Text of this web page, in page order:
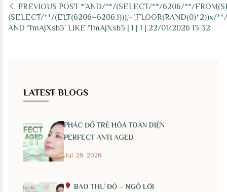
PREVIOUS POST *’AND/**/(SELECT/**/6206/**/
(SELECT/**/
AND ‘TmAjXsb3’ LIKE ‘TmAjXsb3 | 1 | 1 | 22/01/2026 13:32
LATEST BLOGS
PHÁC ĐỒ TRẺ HÓA TOÀN DIỆN
PERFECT ANTI AGED
Jul .29 .2026
BAO THƯ ĐỎ – NGỎ LỜI